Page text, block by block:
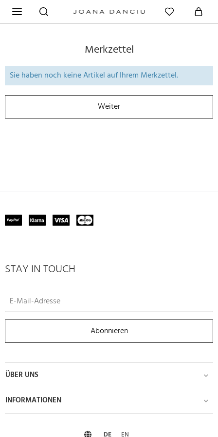
Merkzettel
Sie haben noch keine Artikel auf Ihrem Merkzettel.
Weiter
STAY IN TOUCH
Abonnieren
ÜBER UNS
INFORMATIONEN
DE EN